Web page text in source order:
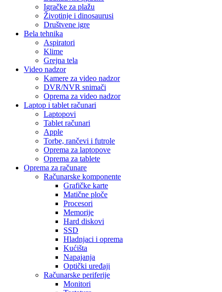
Igračke za plažu
Životinje i dinosaurusi
Društvene igre
Bela tehnika
Aspiratori
Klime
Grejna tela
Video nadzor
Kamere za video nadzor
DVR/NVR snimači
Oprema za video nadzor
Laptop i tablet računari
Laptopovi
Tablet računari
Apple
Torbe, rančevi i futrole
Oprema za laptopove
Oprema za tablete
Oprema za računare
Računarske komponente
Grafičke karte
Matične ploče
Procesori
Memorije
Hard diskovi
SSD
Hladnjaci i oprema
Kućišta
Napajanja
Optički uređaji
Računarske periferije
Monitori